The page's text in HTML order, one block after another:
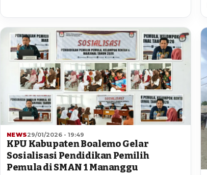
NEWS29/01/2026 - 19:49
KPU Kabupaten Boalemo Gelar
Sosialisasi Pendidikan Pemilih
Pemula di SMAN 1 Mananggu